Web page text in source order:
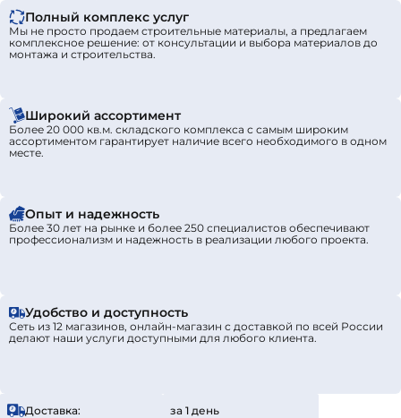
Полный комплекс услуг
Мы не просто продаем строительные материалы, а предлагаем
комплексное решение: от консультации и выбора материалов до
монтажа и строительства.
Широкий ассортимент
Более 20 000 кв.м. складского комплекса с самым широким
ассортиментом гарантирует наличие всего необходимого в одном
месте.
Опыт и надежность
Более 30 лет на рынке и более 250 специалистов обеспечивают
профессионализм и надежность в реализации любого проекта.
Удобство и доступность
Сеть из 12 магазинов, онлайн-магазин с доставкой по всей России
делают наши услуги доступными для любого клиента.
Доставка: за 1 день